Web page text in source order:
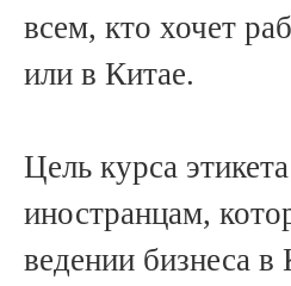
всем, кто хочет
или в Китае.
Цель курса
иностранцам,
ведении бизнеса